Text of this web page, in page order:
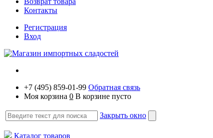
Контакты
Регистрация
Вход
+7 (495) 859-01-99 Обратная связь
Моя корзина 0 В корзине пусто
Закрыть окно
Каталог товаров